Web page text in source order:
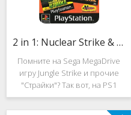
2 in 1: Nuclear Strike & Soviet Strike
Помните на Sega MegaDrive
игру Jungle Strike и прочие
"Страйки"? Так вот, на PS1
данная серия продолжила
своё существование. Вышло